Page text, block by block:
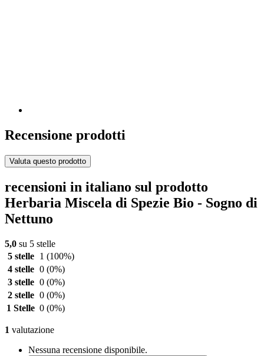
Recensione prodotti
Valuta questo prodotto
recensioni in italiano sul prodotto
Herbaria Miscela di Spezie Bio - Sogno di
Nettuno
5,0 su 5 stelle
5 stelle
1 (100%)
4 stelle 0 (0%)
3 stelle 0 (0%)
2 stelle 0 (0%)
1 Stelle 0 (0%)
1 valutazione
Nessuna recensione disponibile.